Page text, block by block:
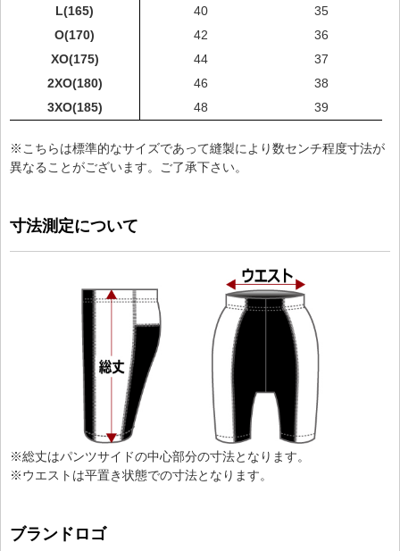
L(165)
40
35
O(170)
42
36
XO(175)
44
37
2XO(180)
46
38
3XO(185)
48 39
※こちらは標準的なサイズであって縫製により数センチ程度寸法が
異なることがございます。ご了承下さい。
寸法測定について
※総丈はパンツサイドの中心部分の寸法となります。
※ウエストは平置き状態での寸法となります。
ブランドロゴ